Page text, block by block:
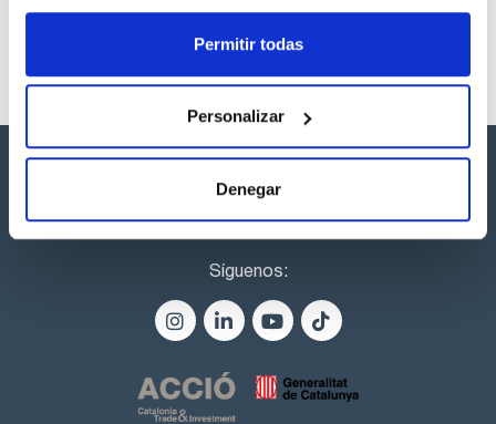
Permitir todas
Personalizar
Denegar
Síguenos: